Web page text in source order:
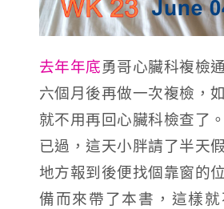
去年年底勇哥心臟科複檢
六個月後再做一次複檢，
就不用再回心臟科檢查了
已過，這天小胖請了半天
地方報到後便找個靠窗的
備而來帶了本書，這樣